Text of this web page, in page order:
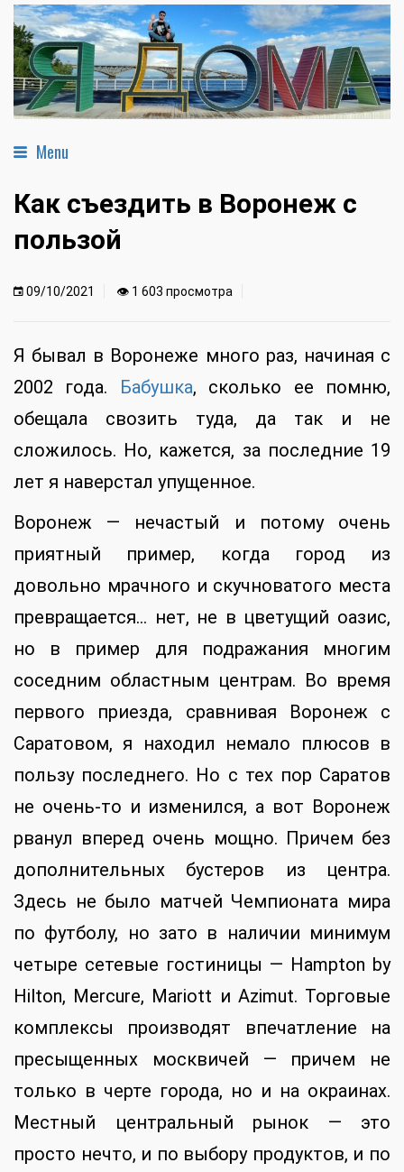
Menu
Как съездить в Воронеж с
пользой
09/10/2021 👁 1 603 просмотра
Я бывал в Воронеже много раз, начиная с
2002 года.
Бабушка, сколько ее помню,
обещала свозить туда, да так и не
сложилось. Но, кажется, за последние 19
лет я наверстал упущенное.
Воронеж — нечастый и потому очень
приятный пример, когда город из
довольно мрачного и скучноватого места
превращается… нет, не в цветущий оазис,
но в пример для подражания многим
соседним областным центрам. Во время
первого приезда, сравнивая Воронеж с
Саратовом, я находил немало плюсов в
пользу последнего. Но с тех пор Саратов
не очень-то и изменился, а вот Воронеж
рванул вперед очень мощно. Причем без
дополнительных бустеров из центра.
Здесь не было матчей Чемпионата мира
по футболу, но зато в наличии минимум
четыре сетевые гостиницы — Hampton by
Hilton, Mercure, Mariott и Azimut. Торговые
комплексы производят впечатление на
пресыщенных москвичей — причем не
только в черте города, но и на окраинах.
Местный центральный рынок — это
просто нечто, и по выбору продуктов, и по